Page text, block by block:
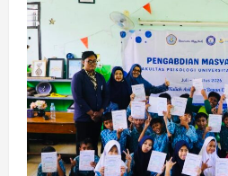
Danrem
Bhaskara
Jaya
Jadikan
Panen
Sayuran
Momentum
Menguatkan
Ketahanan
Pangan